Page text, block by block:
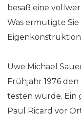
besaß eine
Was ermutigte
Uwe Michael
Frühjahr 1976
testen würde. Ein
Paul Ricard vor